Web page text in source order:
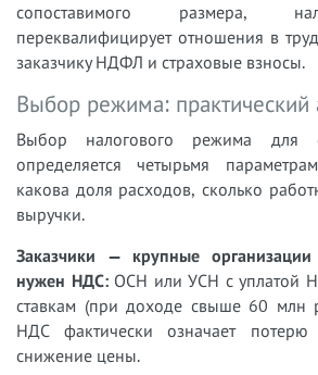
сопоставимого размера,
переквалифицирует отношения в
заказчику НДФЛ и страховые взносы.
Выбор режима: практический
Выбор налогового режима для
определяется четырьмя
какова доля расходов, сколько
выручки.
Заказчики — крупные
нужен НДС:ОСН или УСН с уплатой
ставкам (при доходе свыше 60 млн
НДС фактически означает
снижение цены.